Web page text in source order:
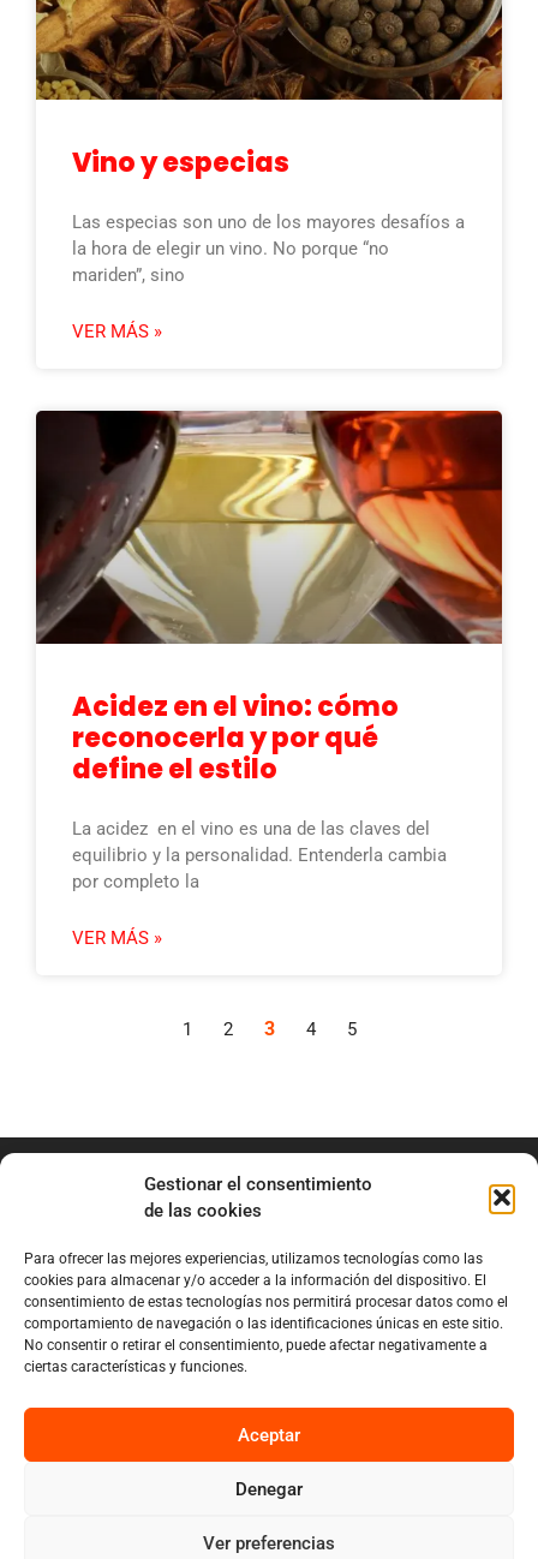
Gestionar el consentimiento
de las cookies
Para ofrecer las mejores experiencias, utilizamos tecnologías como las
cookies para almacenar y/o acceder a la información del dispositivo. El
consentimiento de estas tecnologías nos permitirá procesar datos como el
comportamiento de navegación o las identificaciones únicas en este sitio.
No consentir o retirar el consentimiento, puede afectar negativamente a
ciertas características y funciones.
Aceptar
Denegar
Ver preferencias
Vino y especias
Las especias son uno de los mayores desafíos a
la hora de elegir un vino. No porque “no
mariden”, sino
VER MÁS »
Acidez en el vino: cómo
reconocerla y por qué
define el estilo
La acidez en el vino es una de las claves del
equilibrio y la personalidad. Entenderla cambia
por completo la
VER MÁS »
1 2 3 4 5
info@marianobraga.com
BRAGA Academia
Podcast
Sobre Mariano